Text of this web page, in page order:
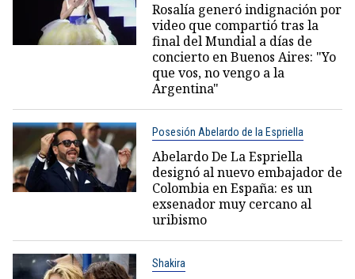
Rosalía generó indignación por
video que compartió tras la
final del Mundial a días de
concierto en Buenos Aires: "Yo
que vos, no vengo a la
Argentina"
Posesión Abelardo de la Espriella
Abelardo De La Espriella
designó al nuevo embajador de
Colombia en España: es un
exsenador muy cercano al
uribismo
Shakira